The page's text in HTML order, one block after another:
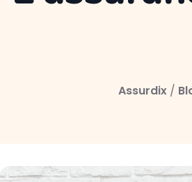
Protection juridique
Assurdix /